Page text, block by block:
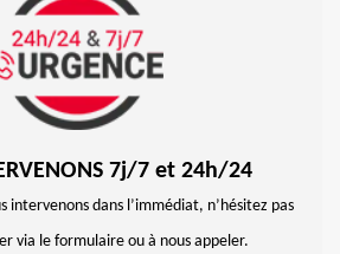
7j/7 et 24h/24
intervenons dans l’immédiat, n’hésitez pas
via le formulaire ou à nous appeler.